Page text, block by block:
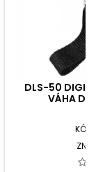
DLS-50
VÁHA
KÓD: